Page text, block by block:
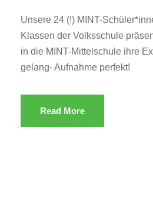
Unsere 24 (!) MINT-
Klassen der Volksschule
in die MINT-Mittelschule ihre
gelang- Aufnahme perfekt!
Read More